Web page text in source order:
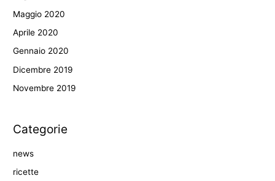
Maggio 2020
Aprile 2020
Gennaio 2020
Dicembre 2019
Novembre 2019
Categorie
news
ricette